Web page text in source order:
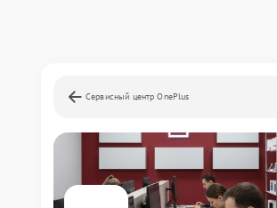
Сервисный центр OnePlus